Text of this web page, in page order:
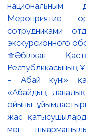
⚜️Әбілхан
Республикасының
– Абай күні»
«Абайдың
ойыны
жас
мен